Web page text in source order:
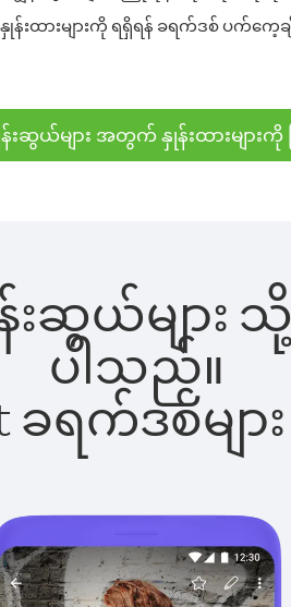
းထားများကို ရရှိရန် ခရက်ဒစ် ပက်က
းဆွယ်များ အတွက် နှုန်းထားများကို
န်းဆွယ်မျာ
ပါသည်။
ခရက်ဒစ်မျ